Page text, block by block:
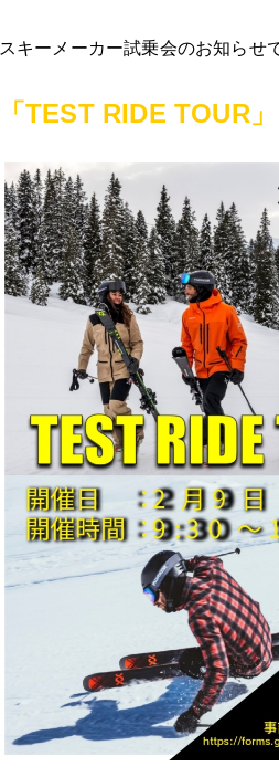
スキーメーカー試乗会のお知らせ
「TEST RIDE TOUR」